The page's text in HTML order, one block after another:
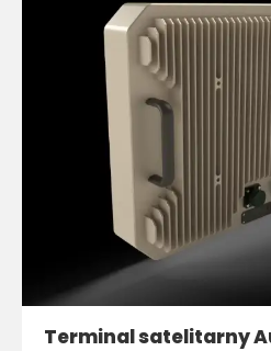
Terminal satelitarny